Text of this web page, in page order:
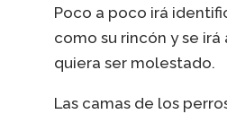
Poco a poco irá
como su rincón y se irá
quiera ser molestado.
Las camas de los